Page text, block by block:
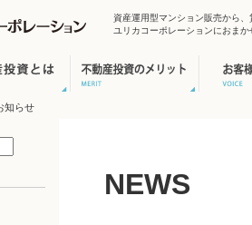
資産運用型マンション販売から
ユリカコーポレーションにおまか
知らせ
NEWS